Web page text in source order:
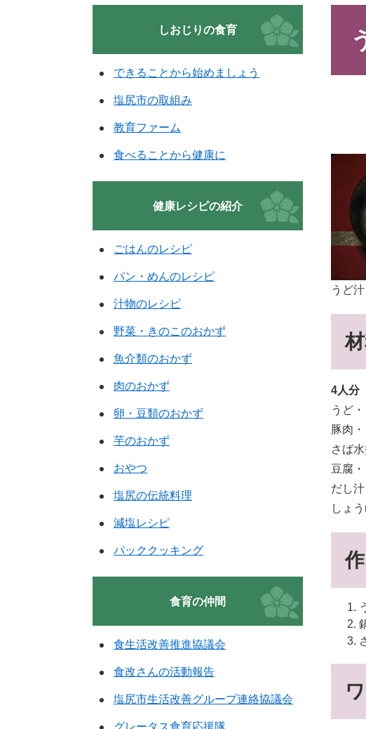
うど汁
4人分
うど
豚肉
さば
豆腐
だし
しょ
しおじりの食育
できることから始めましょう
塩尻市の取組み
教育ファーム
食べることから健康に
健康レシピの紹介
ごはんのレシピ
パン・めんのレシピ
汁物のレシピ
野菜・きのこのおかず
魚介類のおかず
肉のおかず
卵・豆類のおかず
芋のおかず
おやつ
塩尻の伝統料理
減塩レシピ
パッククッキング
食育の仲間
食生活改善推進協議会
食改さんの活動報告
塩尻市生活改善グループ連絡協議会
グレータス食育応援隊